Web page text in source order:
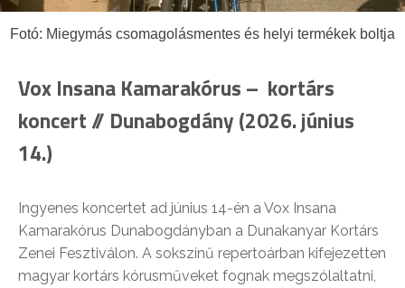
Fotó: Miegymás csomagolásmentes és helyi termékek boltja
Vox Insana Kamarakórus – kortárs
koncert // Dunabogdány (2026. június
14.)
Ingyenes koncertet ad június 14-én a Vox Insana
Kamarakórus Dunabogdányban a Dunakanyar Kortárs
Zenei Fesztiválon. A sokszínű repertoárban kifejezetten
magyar kortárs kórusműveket fognak megszólaltatni,